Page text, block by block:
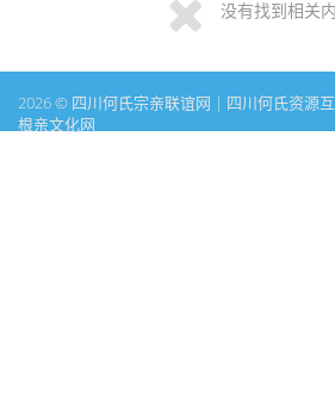
没有找到相关
2026 © 四川何氏宗亲联谊网 | 四川何氏资源
根亲文化网